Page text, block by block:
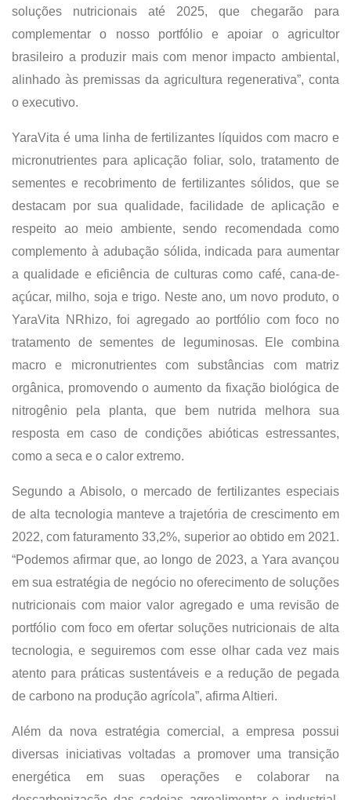
soluções nutricionais até 2025, que chegarão para
complementar o nosso portfólio e apoiar o agricultor
brasileiro a produzir mais com menor impacto ambiental,
alinhado às premissas da agricultura regenerativa”, conta
o executivo.
YaraVita é uma linha de fertilizantes líquidos com macro e
micronutrientes para aplicação foliar, solo, tratamento de
sementes e recobrimento de fertilizantes sólidos, que se
destacam por sua qualidade, facilidade de aplicação e
respeito ao meio ambiente, sendo recomendada como
complemento à adubação sólida, indicada para aumentar
a qualidade e eficiência de culturas como café, cana-de-
açúcar, milho, soja e trigo. Neste ano, um novo produto, o
YaraVita NRhizo, foi agregado ao portfólio com foco no
tratamento de sementes de leguminosas. Ele combina
macro e micronutrientes com substâncias com matriz
orgânica, promovendo o aumento da fixação biológica de
nitrogênio pela planta, que bem nutrida melhora sua
resposta em caso de condições abióticas estressantes,
como a seca e o calor extremo.
Segundo a Abisolo, o mercado de fertilizantes especiais
de alta tecnologia manteve a trajetória de crescimento em
2022, com faturamento 33,2%, superior ao obtido em 2021.
“Podemos afirmar que, ao longo de 2023, a Yara avançou
em sua estratégia de negócio no oferecimento de soluções
nutricionais com maior valor agregado e uma revisão de
portfólio com foco em ofertar soluções nutricionais de alta
tecnologia, e seguiremos com esse olhar cada vez mais
atento para práticas sustentáveis e a redução de pegada
de carbono na produção agrícola”, afirma Altieri.
Além da nova estratégia comercial, a empresa possui
diversas iniciativas voltadas a promover uma transição
energética em suas operações e colaborar na